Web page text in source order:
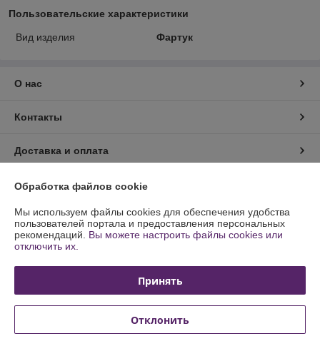
Пользовательские характеристики
Вид изделия Фартук
О нас
Контакты
Доставка и оплата
График работы
Полная версия сайта
Политика обработки cookies
Сайт создан на платформе Deal.by
Обработка файлов cookie
Мы используем файлы cookies для обеспечения удобства
пользователей портала и предоставления персональных
рекомендаций. Вы можете настроить файлы cookies или
отключить их.
Принять
Отклонить